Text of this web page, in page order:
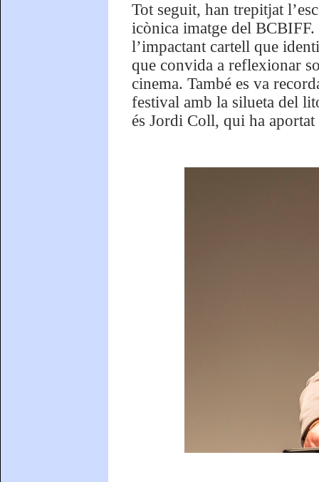
Tot seguit, han trepitjat
icònica imatge del BCBIFF.
l’impactant cartell que
que convida a reflexionar
cinema. També es va
festival amb la silueta del
és Jordi Coll, qui ha